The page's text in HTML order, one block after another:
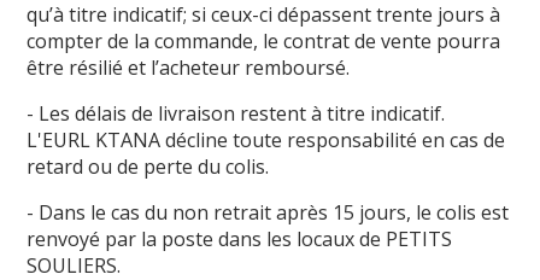
qu’à titre indicatif; si ceux-ci dépassent trente jours à
compter de la commande, le contrat de vente pourra
être résilié et l’acheteur remboursé.
- Les délais de livraison restent à titre indicatif.
L'EURL KTANA décline toute responsabilité en cas de
retard ou de perte du colis.
- Dans le cas du non retrait après 15 jours, le colis est
renvoyé par la poste dans les locaux de PETITS
SOULIERS.